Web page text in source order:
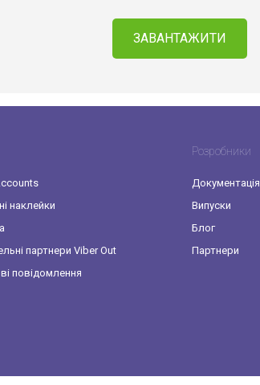
ЗАВАНТАЖИТИ
наклейки
партнери Viber Out
повідомлення
Розробники
Документація
Випуски
Блог
Партнери